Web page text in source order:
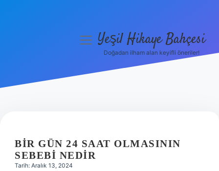
Hakkımızda
menüyüYeşil Hikaye Bahçesi
Doğadan ilham alan keyifli öneriler!
BIR GÜN 24 SAAT OLMASININ
SEBEBI NEDIR
Tarih: Aralık 13, 2024